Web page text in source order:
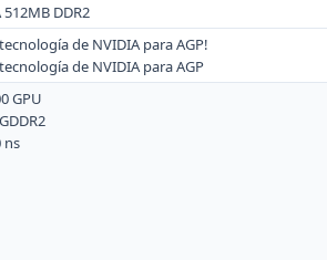
DDR2
de NVIDIA para AGP!
de NVIDIA para AGP
GPU
ns